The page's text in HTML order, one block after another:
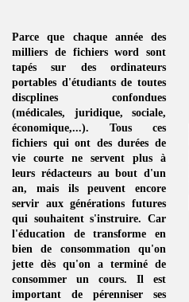
Parce que chaque année des
milliers de fichiers word sont
tapés sur des ordinateurs
portables d'étudiants de toutes
discplines confondues
(médicales, juridique, sociale,
économique,...). Tous ces
fichiers qui ont des durées de
vie courte ne servent plus à
leurs rédacteurs au bout d'un
an, mais ils peuvent encore
servir aux générations futures
qui souhaitent s'instruire. Car
l'éducation de transforme en
bien de consommationqu'on
jette dès qu'on a terminé de
consommer un cours. Il est
important de pérenniser ses